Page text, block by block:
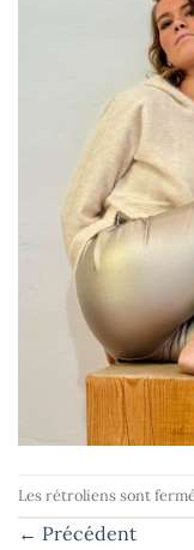
Les rétroliens sont
← Précédent